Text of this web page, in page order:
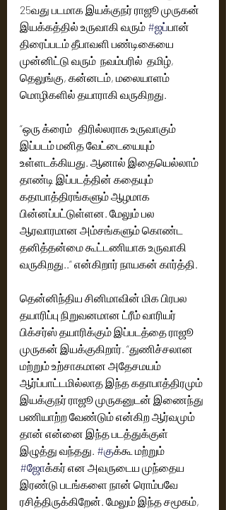
25வது படமாக இயக்குநர் ராஜூ முருகன்
இயக்கத்தில் உருவாகி வரும் #ஜப்பான்
திரைப்படம் தீபாவளி பண்டிகையை
முன்னிட்டு வரும்  நவம்பரில்  தமிழ்,
தெலுங்கு, கன்னடம், மலையாளம்
மொழிகளில் தயாராகி வருகிறது.
“ஒரு க்ரைம்   திரில்லராக உருவாகும்
இப்படம் மனித வேட்டையையும்
உள்ளடக்கியது. ஆனால் இதையெல்லாம்
தாண்டி இப்படத்தின் கதையும்
கதாபாத்திரங்களும் ஆழமாக
பின்னப்பட்டுள்ளன. மேலும் பல
ஆரவாரமான அம்சங்களும் கொண்ட
தனித்தன்மை கூட்டணியாக உருவாகி
வருகிறது..” என்கிறார் நாயகன் கார்த்தி.
தென்னிந்திய சினிமாவின் மிக பிரபல
தயாரிப்பு நிறுவனமான ட்ரீம் வாரியர்
பிக்சர்ஸ் தயாரிக்கும் இப்படத்தை ராஜூ
முருகன் இயக்குகிறார். “துணிச்சலான
மற்றும் உற்சாகமான அதேசமயம்
ஆர்ப்பாட்டமில்லாத இந்த கதாபாத்திரமும்
இயக்குநர் ராஜூ முருகனுடன் இணைந்து
பணியாற்ற வேண்டும் என்கிற ஆர்வமும்
தான் என்னை இந்த படத்துக்குள்
இழுத்து வந்தது. #குக்கூ மற்றும்
#ஜோக்கர் என அவருடைய முந்தைய
இரண்டு படங்களை நான் ரொம்பவே
ரசித்திருக்கிறேன். மேலும் இந்த சமூகம்,